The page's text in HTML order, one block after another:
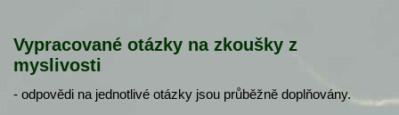
Vypracované otázky na zkoušky z
myslivosti
- odpovědi na jednotlivé otázky jsou průběžně doplňovány.